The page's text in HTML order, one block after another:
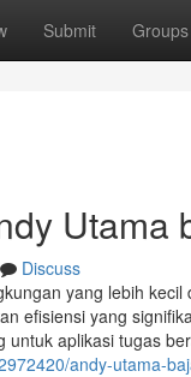
Submit Groups
Utama
Discuss
yang lebih
efisiensi yang
untuk aplikasi tugas
andy-utama-